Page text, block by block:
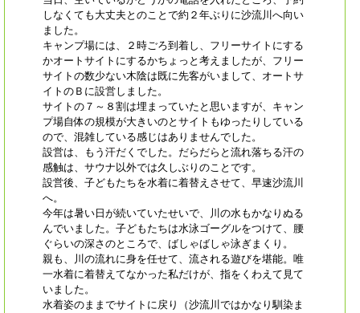
しなくても大丈夫とのことで約２年ぶりに沙流川へ向い
ました。
キャンプ場には、２時ごろ到着し、フリーサイトにする
かオートサイトにするかちょっと考えましたが、フリー
サイトの数少ない木陰は既に先客がいまして、オートサ
イトのＢに設営しました。
サイトの７～８割は埋まっていたと思いますが、キャン
プ場自体の規模が大きいのとサイトもゆったりしている
ので、混雑している感じはありませんでした。
設営は、もう汗だくでした。だらだらと流れ落ちる汗の
感触は、サウナ以外では久しぶりのことです。
設営後、子どもたちを水着に着替えさせて、早速沙流川
へ。
今年は暑い日が続いていたせいで、川の水もかなりぬる
んでいました。子どもたちは水泳ゴーグルをつけて、腰
ぐらいの深さのところで、ばしゃばしゃ泳ぎまくり。
親も、川の流れに身を任せて、流される遊びを堪能。唯
一水着に着替えてなかった私だけが、指をくわえて見て
いました。
水着姿のままでサイトに戻り（沙流川ではかなり馴染ま